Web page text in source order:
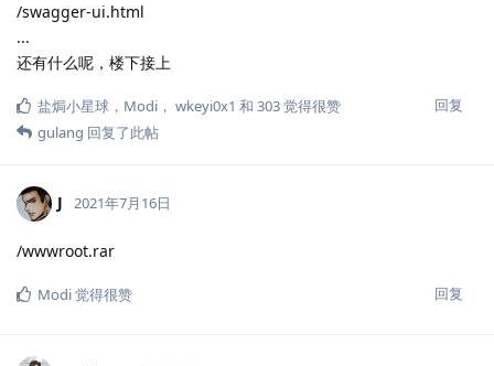
/swagger-ui.html
...
还有什么呢，楼下接上
回复
盐焗小星球 ， Modi ， wkeyi0x1 和 303觉得很赞
gulang 回复了此帖
J 2021年7月16日
/wwwroot.rar
回复
Modi觉得很赞